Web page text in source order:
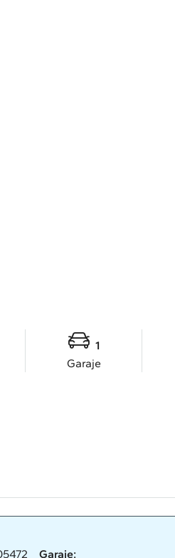
1
Garaje
Garaje: